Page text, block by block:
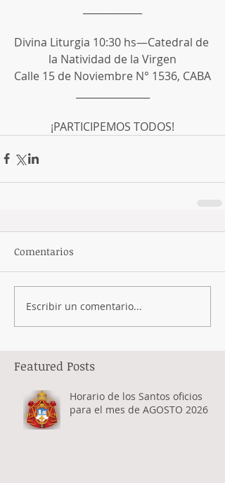
Divina Liturgia 10:30 hs—Catedral de
la Natividad de la Virgen
Calle 15 de Noviembre N° 1536, CABA
¡PARTICIPEMOS TODOS!
Comentarios
Escribir un comentario...
Featured Posts
Horario de los Santos oficios
para el mes de AGOSTO 2026